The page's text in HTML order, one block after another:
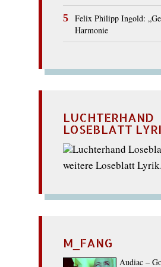
Felix Philipp Ingold:
Harmonie
LUCHTERHAND
LOSEBLATT
weitere Loseblatt
M_FANG
Audiac –